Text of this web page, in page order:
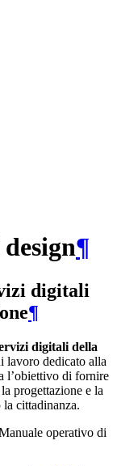
¶
digitali
¶
digitali della
lavoro dedicato alla
l’obiettivo di fornire
progettazione e la
cittadinanza.
operativo di